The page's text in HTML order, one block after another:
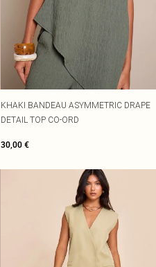
KHAKI BANDEAU ASYMMETRIC DRAPE
DETAIL TOP CO-ORD
30,00 €